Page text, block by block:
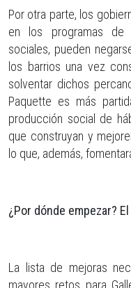
Por otra parte, los
en los programas de
sociales, pueden
los barrios una vez
solventar dichos
Paquette es más
producción social de
que construyan y
lo que, además,
¿Por dónde empezar?
La lista de mejoras